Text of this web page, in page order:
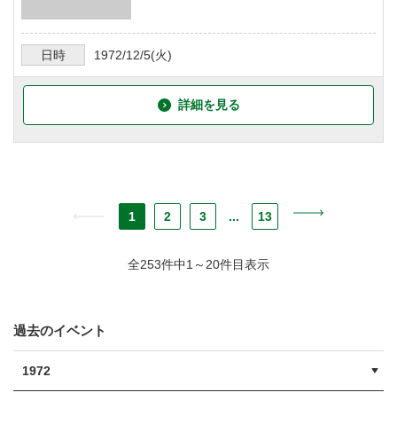
日時 1972/12/5(火)
詳細を見る
1 2 3 ... 13
全253件中1～20件目表示
過去のイベント